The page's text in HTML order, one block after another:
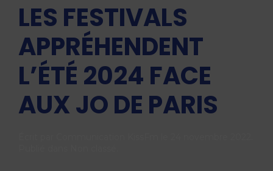
LES FESTIVALS
APPRÉHENDENT
L’ÉTÉ 2024 FACE
AUX JO DE PARIS